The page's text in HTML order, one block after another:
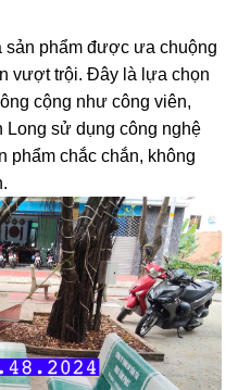
sản phẩm được ưa chuộng
vượt trội. Đây là lựa chọn
cộng như công viên,
sử dụng công nghệ
phẩm chắc chắn, không